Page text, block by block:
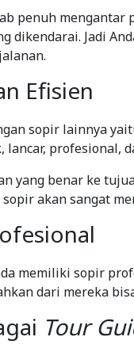
penuh mengantar
dikendarai. Jadi
Efisien
sopir lainnya
profesional,
yang benar ke
akan sangat
memiliki sopir
dari mereka
Tour